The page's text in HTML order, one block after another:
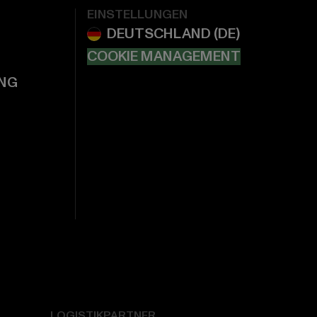
EINSTELLUNGEN
COOKIE MANAGEMENT